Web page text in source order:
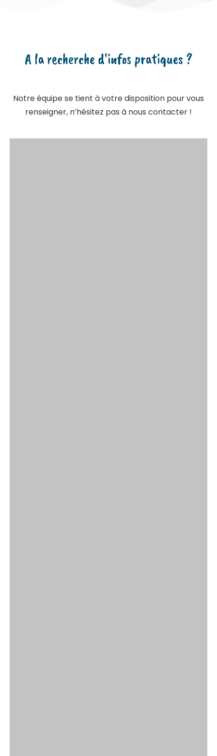
A la recherche d'infos pratiques ?
Notre équipe se tient à votre disposition pour vous
renseigner, n’hésitez pas à nous contacter !